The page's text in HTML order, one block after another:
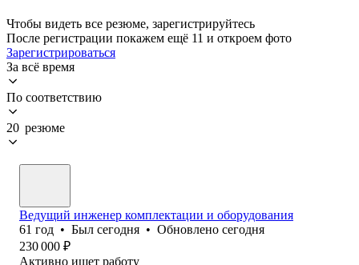
Чтобы видеть все резюме, зарегистрируйтесь
После регистрации покажем ещё 11 и откроем фото
Зарегистрироваться
За всё время
По соответствию
20 резюме
Ведущий инженер комплектации и оборудования
61 год • Был сегодня • Обновлено сегодня
230 000 ₽
Активно ищет работу